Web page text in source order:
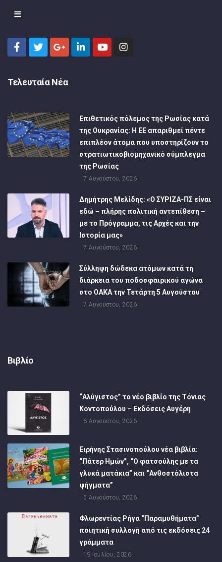
Τελευταία Νέα
Επιθετικός πόλεμος της Ρωσίας κατά
της Ουκρανίας: Η ΕΕ απαριθμεί πέντε
επιπλέον άτομα που υποστηρίζουν το
στρατιωτικοβιομηχανικό σύμπλεγμα
της Ρωσίας
7 Αυγούστου, 2026
Δημήτρης Μελίδης: «Ο ΣΥΡΙΖΑ-ΠΣ είναι
εδώ – πλήρης πολιτική αντεπίθεση –
με το Πρόγραμμα, τις Αρχές και την
Ιστορία μας»
7 Αυγούστου, 2026
Σύλληψη δώδεκα ατόμων κατά τη
διάρκεια του ποδοσφαιρικού αγώνα
στο ΟΑΚΑ την Τετάρτη 5 Αυγούστου
7 Αυγούστου, 2026
Βιβλίο
“Αλύγιστος” το νέο βιβλίο της Τόνιας
Κοντοπούλου – Εκδόσεις Αυγέρη
6 Αυγούστου, 2026
Ειρήνης Στασινοπούλου νέα βιβλία:
“Πάτερ Ημών”, “Ο φατσούλης με τα
γλυκά ματάκια” και “Ανθοστόλιστα
ψήγματα”
5 Αυγούστου, 2026
Φλωρεντίας Ρήγα “Παραμυθήματα”
ποιητική συλλογή από τις εκδόσεις 24
γράμματα
19 Ιουλίου, 2026